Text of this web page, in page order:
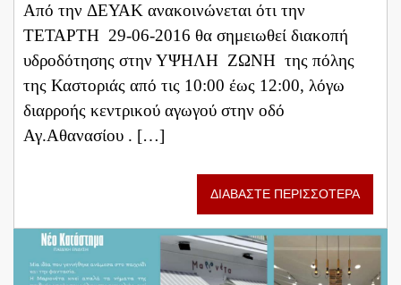
Από την ΔΕΥΑΚ ανακοινώνεται ότι την
ΤΕΤΑΡΤΗ 29-06-2016 θα σημειωθεί διακοπή
υδροδότησης στην ΥΨΗΛΗ ΖΩΝΗ της πόλης
της Καστοριάς από τις 10:00 έως 12:00, λόγω
διαρροής κεντρικού αγωγού στην οδό
Αγ.Αθανασίου . […]
ΔΙΑΒΑΣΤΕ ΠΕΡΙΣΣΟΤΕΡΑ